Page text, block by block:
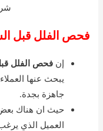
فحص الفلل قبل
إنفحص الفلل
يبحث عنها
جاهزة بجدة.
حيث ان هناك
العميل الذي